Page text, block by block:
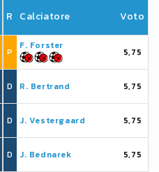
R Calciatore Voto
P
F. Forster
5,75
D R. Bertrand 5,75
D J. Vestergaard 5,75
D J. Bednarek 5,75